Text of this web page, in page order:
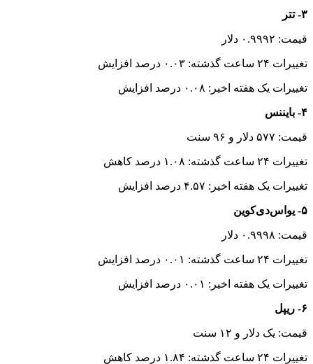
۳- تتر
قیمت: ۰.۹۹۹۲ دلار
تغییرات ۲۴ ساعت گذشته: ۰.۰۳ درصد افزایش
تغییرات یک هفته اخیر: ۰.۰۸ درصد افزایش
۴- بایننس‌
قیمت: ۵۷۷ دلار و ۹۶ سنت
تغییرات ۲۴ ساعت گذشته: ۱.۰۸ درصد کاهش
تغییرات یک هفته اخیر: ۴.۵۷ درصد افزایش
۵- یواس‌دی‌کوین
قیمت: ۰.۹۹۹۸ دلار
تغییرات ۲۴ ساعت گذشته: ۰.۰۱ درصد افزایش
تغییرات یک هفته اخیر: ۰.۰۱ درصد افزایش
۶- ریپل
قیمت: یک دلار و ۱۲ سنت
تغییرات ۲۴ ساعت گذشته: ۱.۸۴ درصد کاهش